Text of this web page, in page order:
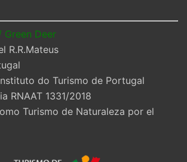
Green Deer
R.R.Mateus
do Turismo de Portugal
RNAAT 1331/2018
Turismo de Naturaleza por el